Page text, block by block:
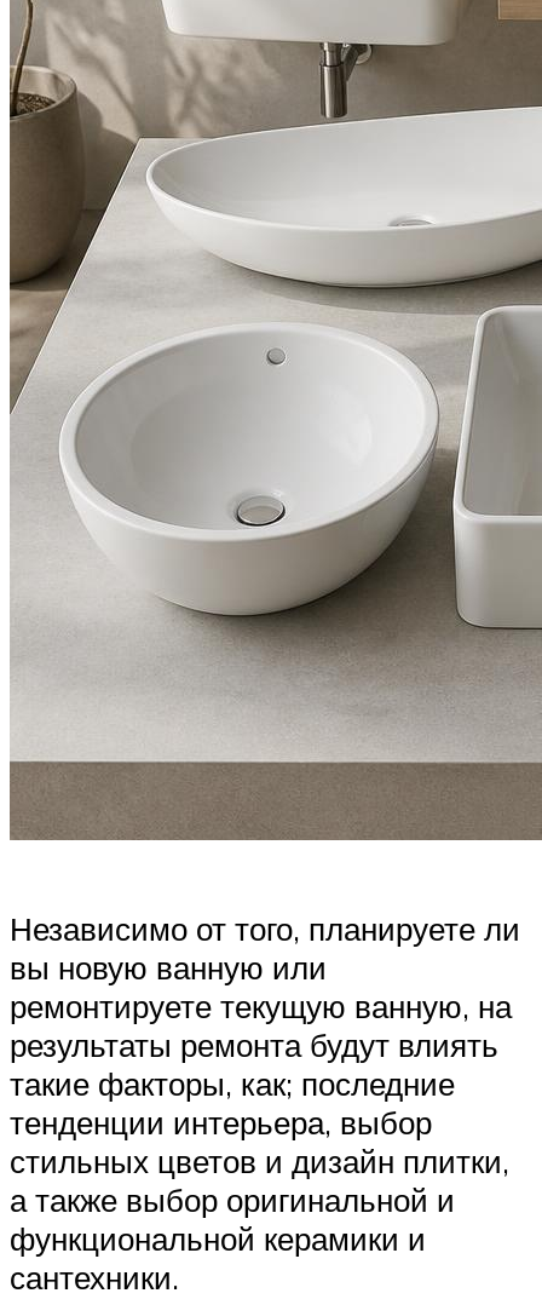
Независимо от того, планируете ли
вы новую ванную или
ремонтируете текущую ванную, на
результаты ремонта будут влиять
такие факторы, как; последние
тенденции интерьера, выбор
стильных цветов и дизайн плитки,
а также выбор оригинальной и
функциональной керамики и
сантехники.